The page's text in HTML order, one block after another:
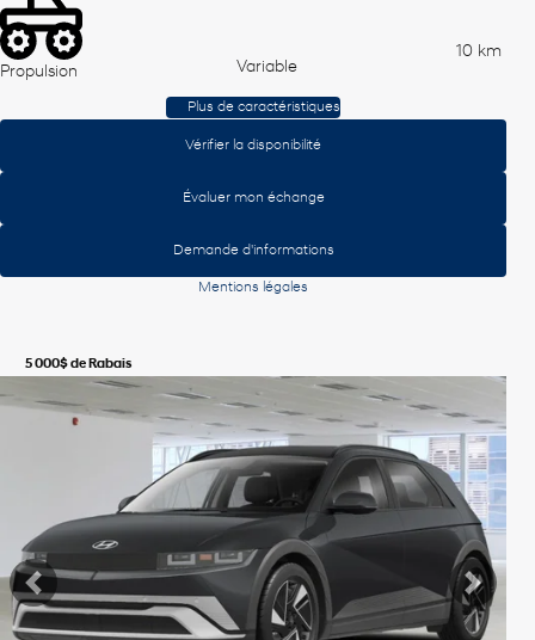
Propulsion Variable
10 km
Plus de caractéristiques
Vérifier la disponibilité
Évaluer mon échange
Demande d'informations
Mentions légales
5 000$de Rabais
Voir plus de photos
Précédent